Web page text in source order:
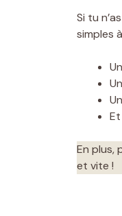
Si tu
simples
Un
En plus,
et vite !